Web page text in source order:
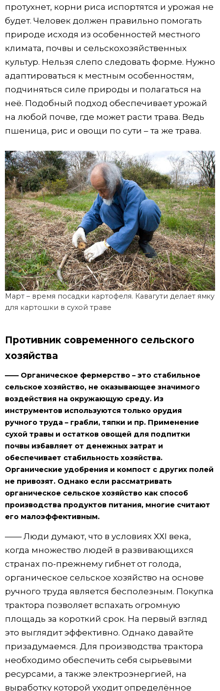
протухнет, корни риса испортятся и урожая не
будет. Человек должен правильно помогать
природе исходя из особенностей местного
климата, почвы и сельскохозяйственных
культур. Нельзя слепо следовать форме. Нужно
адаптироваться к местным особенностям,
подчиняться силе природы и полагаться на
неё. Подобный подход обеспечивает урожай
на любой почве, где может расти трава. Ведь
пшеница, рис и овощи по сути – та же трава.
Март – время посадки картофеля. Кавагути делает ямку
для картошки в сухой траве
Противник современного сельского
хозяйства
—— Органическое фермерство – это стабильное
сельское хозяйство, не оказывающее значимого
воздействия на окружающую среду. Из
инструментов используются только орудия
ручного труда – грабли, тяпки и пр. Применение
сухой травы и остатков овощей для подпитки
почвы избавляет от денежных затрат и
обеспечивает стабильность хозяйства.
Органические удобрения и компост с других полей
не привозят. Однако если рассматривать
органическое сельское хозяйство как способ
производства продуктов питания, многие считают
его малоэффективным.
—— Люди думают, что в условиях ХХI века,
когда множество людей в развивающихся
странах по-прежнему гибнет от голода,
органическое сельское хозяйство на основе
ручного труда является бесполезным. Покупка
трактора позволяет вспахать огромную
площадь за короткий срок. На первый взгляд
это выглядит эффективно. Однако давайте
призадумаемся. Для производства трактора
необходимо обеспечить себя сырьевыми
ресурсами, а также электроэнергией, на
выработку которой уходит определённое